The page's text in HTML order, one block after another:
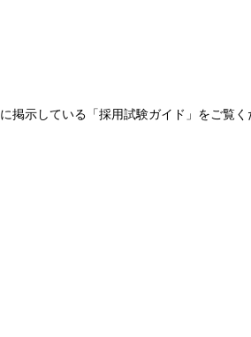
に掲示している「採用試験ガイド」をご覧く